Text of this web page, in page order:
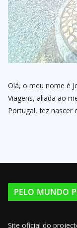
Olá, o meu nome é
Viagens, aliada ao
Portugal, fez nascer
PELO MUNDO
Site oficial do